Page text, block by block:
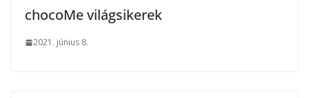
chocoMe világsikerek
2021. június 8.